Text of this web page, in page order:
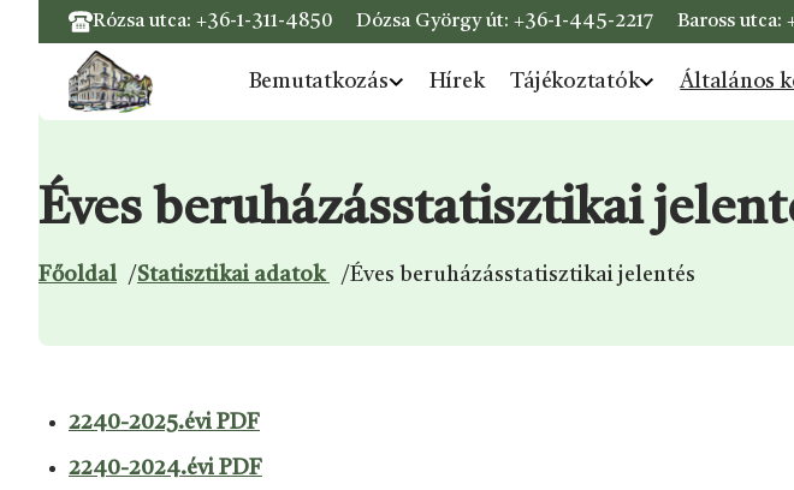
Rózsa utca: +36-1-311-4850 Dózsa György út: +36-1-445-2217 Baross utca:
Bemutatkozás Hírek Tájékoztatók Általános
Éves beruházásstatisztikai
Főoldal /Statisztikai adatok /Éves beruházásstatisztikai jelentés
2240-2025.évi PDF
2240-2024.évi PDF